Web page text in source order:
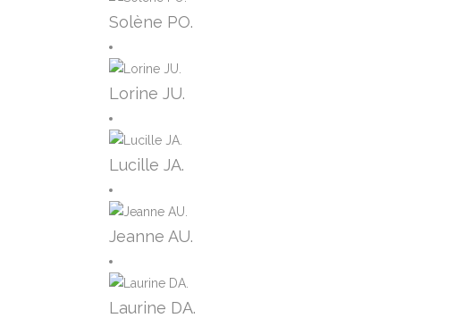
Solène PO.
Lorine JU.
Lucille JA.
Jeanne AU.
Laurine DA.